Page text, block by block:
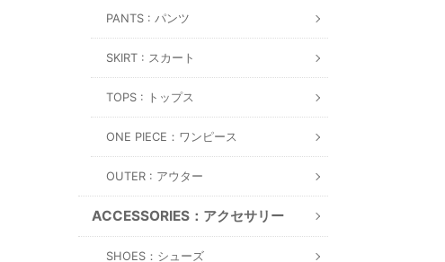
PANTS : パンツ
SKIRT : スカート
TOPS : トップス
ONE PIECE：ワンピース
OUTER : アウター
ACCESSORIES：アクセサリー
SHOES：シューズ